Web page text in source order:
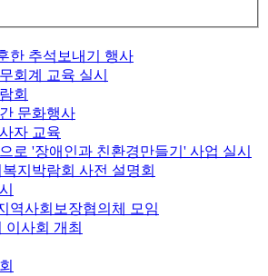
한 추석보내기 행사
회계 교육 실시
회
문화행사
자 교육
로 '장애인과 친환경만들기' 사업 실시
지박람회 사전 설명회
역사회보장협의체 모임
이사회 개최